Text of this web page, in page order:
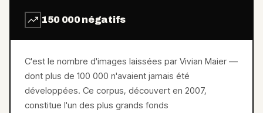
150 000 négatifs
C'est le nombre d'images laissées par Vivian Maier —
dont plus de 100 000 n'avaient jamais été
développées. Ce corpus, découvert en 2007,
constitue l'un des plus grands fonds